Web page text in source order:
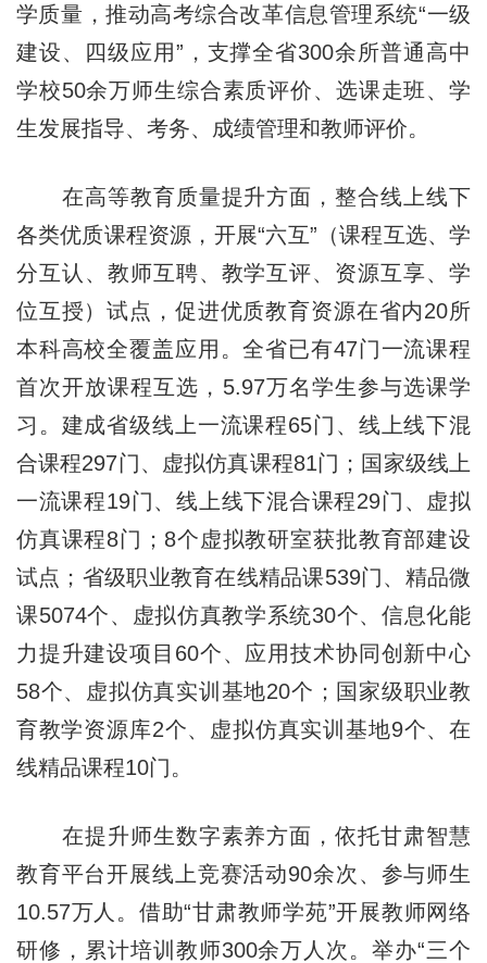
学质量，推动高考综合改革信息管理系统“一级
建设、四级应用”，支撑全省300余所普通高中
学校50余万师生综合素质评价、选课走班、学
生发展指导、考务、成绩管理和教师评价。
在高等教育质量提升方面，整合线上线下
各类优质课程资源，开展“六互”（课程互选、学
分互认、教师互聘、教学互评、资源互享、学
位互授）试点，促进优质教育资源在省内20所
本科高校全覆盖应用。全省已有47门一流课程
首次开放课程互选，5.97万名学生参与选课学
习。建成省级线上一流课程65门、线上线下混
合课程297门、虚拟仿真课程81门；国家级线上
一流课程19门、线上线下混合课程29门、虚拟
仿真课程8门；8个虚拟教研室获批教育部建设
试点；省级职业教育在线精品课539门、精品微
课5074个、虚拟仿真教学系统30个、信息化能
力提升建设项目60个、应用技术协同创新中心
58个、虚拟仿真实训基地20个；国家级职业教
育教学资源库2个、虚拟仿真实训基地9个、在
线精品课程10门。
在提升师生数字素养方面，依托甘肃智慧
教育平台开展线上竞赛活动90余次、参与师生
10.57万人。借助“甘肃教师学苑”开展教师网络
研修，累计培训教师300余万人次。举办“三个